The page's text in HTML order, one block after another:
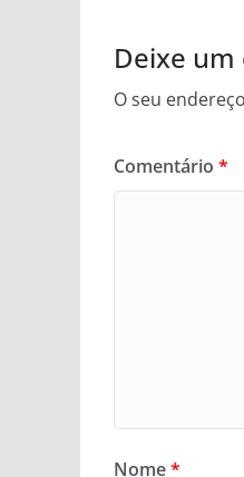
Deixe
O seu
Comentário *
Nome*